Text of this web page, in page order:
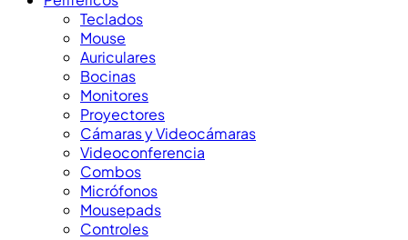
Teclados
Mouse
Auriculares
Bocinas
Monitores
Proyectores
Cámaras y Videocámaras
Videoconferencia
Combos
Micrófonos
Mousepads
Controles